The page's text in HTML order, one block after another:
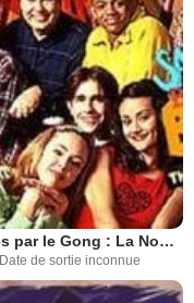
Sauvés par le Gong : La Nouvelle Classe
Date de sortie inconnue